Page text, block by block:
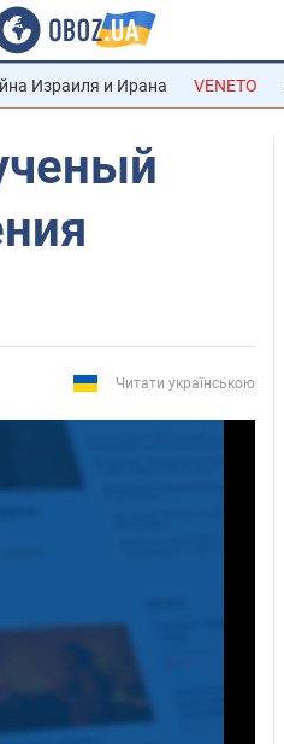
Израиля и Ирана VENETO
Читати українською